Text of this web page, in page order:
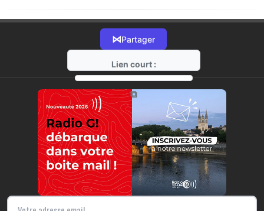
⋈Partager
Lien court :
https://radio-g.fr?2504
⧉